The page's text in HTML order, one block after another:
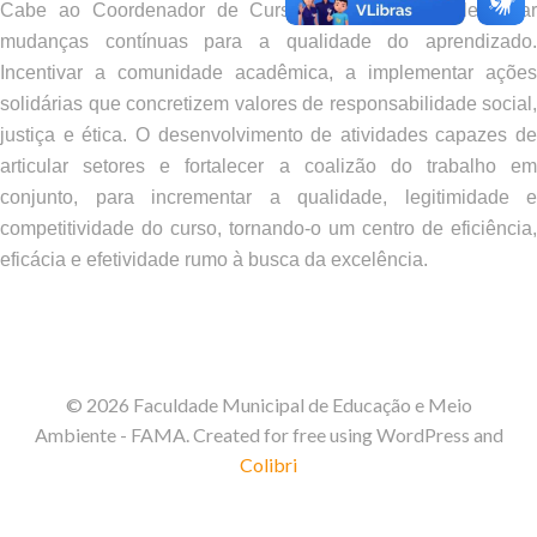
Cabe ao Coordenador de Curso, favorecer e implementar
mudanças contínuas para a qualidade do aprendizado.
Incentivar a comunidade acadêmica, a implementar ações
solidárias que concretizem valores de responsabilidade social,
justiça e ética. O desenvolvimento de atividades capazes de
articular setores e fortalecer a coalizão do trabalho em
conjunto, para incrementar a qualidade, legitimidade e
competitividade do curso, tornando-o um centro de eficiência,
eficácia e efetividade rumo à busca da excelência.
© 2026 Faculdade Municipal de Educação e Meio
Ambiente - FAMA. Created for free using WordPress and
Colibri